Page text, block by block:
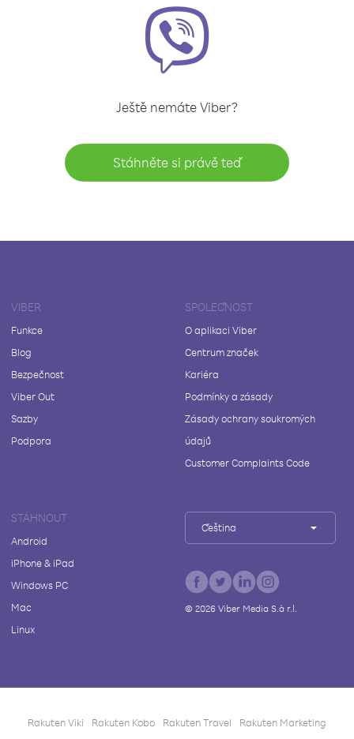
Ještě nemáte Viber?
Stáhněte si právě teď
VIBER
Funkce
Blog
Bezpečnost
Viber Out
Sazby
Podpora
SPOLEČNOST
O aplikaci Viber
Centrum značek
Kariéra
Podmínky a zásady
Zásady ochrany soukromých
údajů
Customer Complaints Code
STÁHNOUT
Android
iPhone & iPad
Windows PC
Mac
Linux
Čeština
© 2026Viber Media S.à r.l.
Rakuten Viki Rakuten Kobo Rakuten Travel Rakuten Marketing